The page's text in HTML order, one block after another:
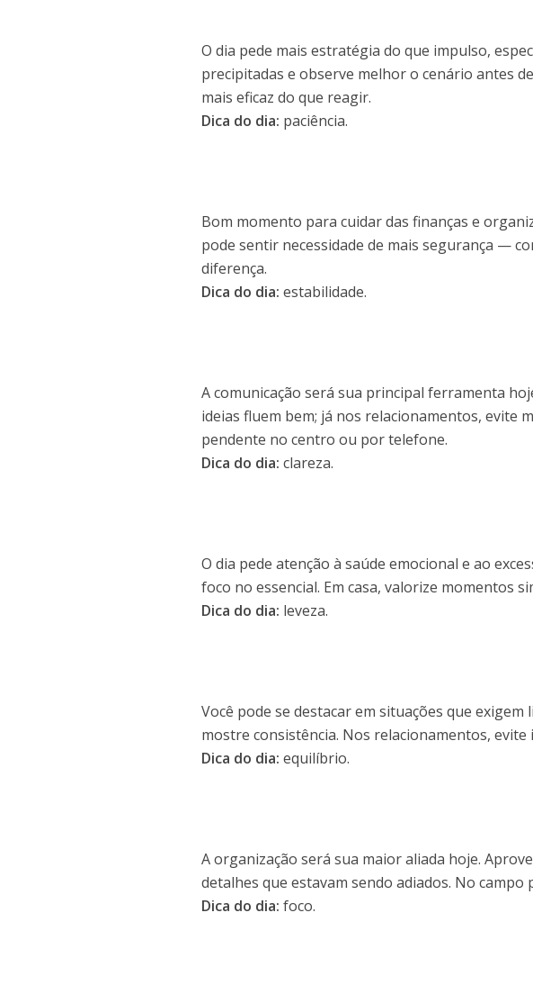
O dia pede mais estratégia do que impulso,
precipitadas e observe melhor o cenário antes
mais eficaz do que reagir.
Dica do dia: paciência.
Bom momento para cuidar das finanças e
pode sentir necessidade de mais segurança —
diferença.
Dica do dia: estabilidade.
A comunicação será sua principal ferramenta
ideias fluem bem; já nos relacionamentos, evite
pendente no centro ou por telefone.
Dica do dia: clareza.
O dia pede atenção à saúde emocional e ao
foco no essencial. Em casa, valorize momentos
Dica do dia: leveza.
Você pode se destacar em situações que
mostre consistência. Nos relacionamentos, evite
Dica do dia: equilíbrio.
A organização será sua maior aliada hoje.
detalhes que estavam sendo adiados. No campo
Dica do dia: foco.